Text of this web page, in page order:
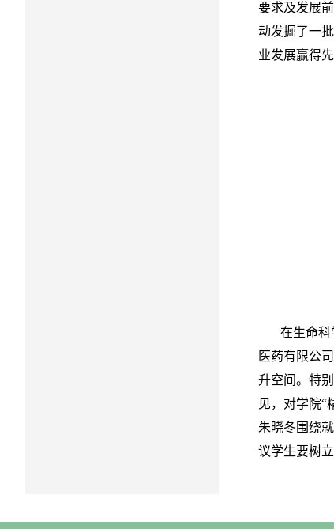
要求及发展
动发掘了一
业发展赢得先
在生命科学
医药有限公
升空间。特
见，对学院“
朱晓冬围绕
议学生要树